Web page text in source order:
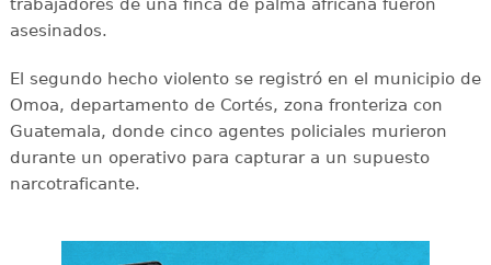
trabajadores de una finca de palma africana fueron
asesinados.
El segundo hecho violento se registró en el municipio de
Omoa, departamento de Cortés, zona fronteriza con
Guatemala, donde cinco agentes policiales murieron
durante un operativo para capturar a un supuesto
narcotraficante.